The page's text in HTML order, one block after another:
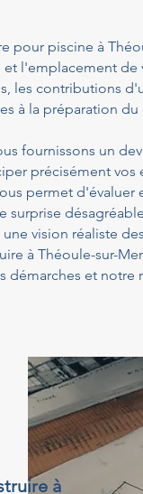
pour piscine à
l'emplacement
les contributions
à la préparation du
fournissons un
précisément vos
permet d'évaluer
surprise
vision réaliste
à Théoule-sur-
démarches et notre
à